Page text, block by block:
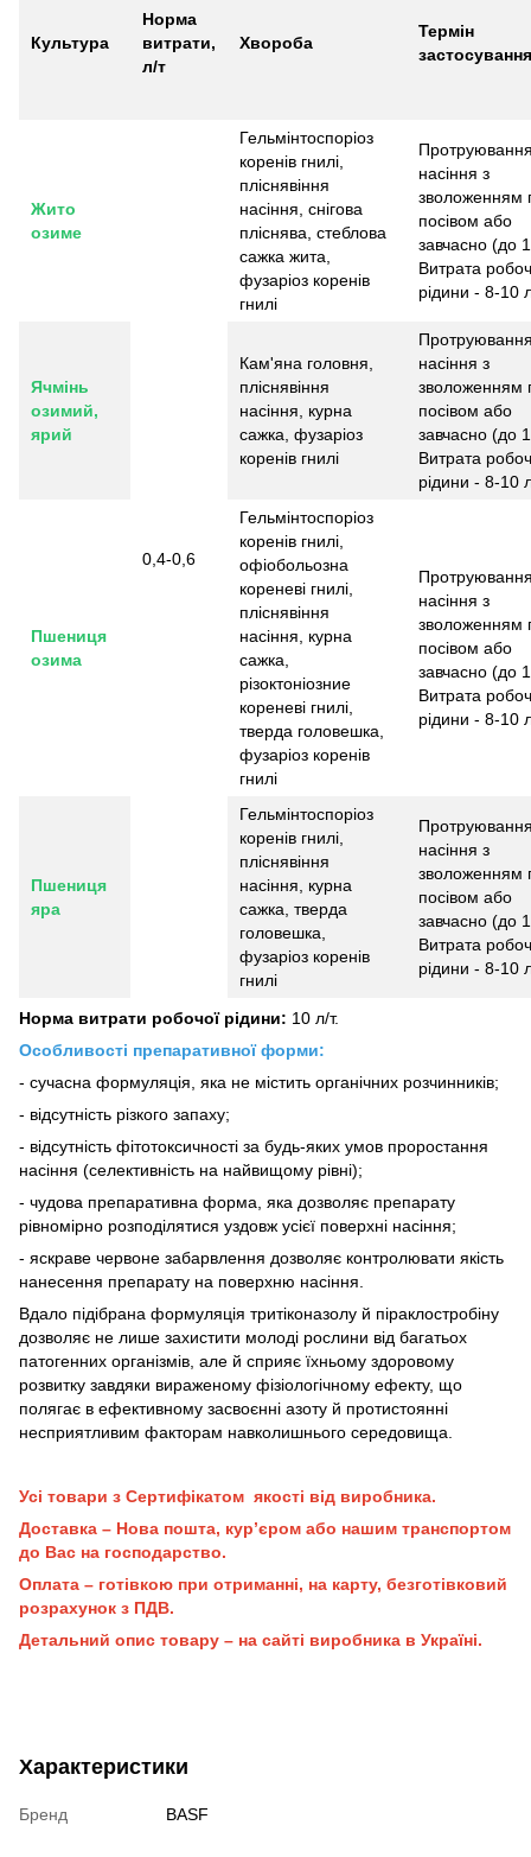
Культура
Норма
витрати,
л/т
Хвороба
Термін
застосування
Жито
озиме
0,4-0,6
Гельмінтоспоріоз
коренів гнилі,
пліснявіння
насіння, снігова
пліснява, стеблова
сажка жита,
фузаріоз коренів
гнилі
насіння з
зволоженням
посівом або
завчасно (до
Витрата
рідини - 8-10
Ячмінь
озимий,
ярий
Кам'яна головня,
пліснявіння
насіння, курна
сажка, фузаріоз
коренів гнилі
насіння з
зволоженням
посівом або
завчасно (до
Витрата
рідини - 8-10
Пшениця
озима
Гельмінтоспоріоз
коренів гнилі,
офіобольозна
кореневі гнилі,
пліснявіння
насіння, курна
сажка,
різоктоніозние
кореневі гнилі,
тверда головешка,
фузаріоз коренів
гнилі
насіння з
зволоженням
посівом або
завчасно (до
Витрата
рідини - 8-10
Пшениця
яра
Гельмінтоспоріоз
коренів гнилі,
пліснявіння
насіння, курна
сажка, тверда
головешка,
фузаріоз коренів
гнилі
насіння з
зволоженням
посівом або
завчасно (до
Витрата
рідини - 8-10
Норма витрати робочої рідини: 10 л/т.
Особливості препаративної форми:
- сучасна формуляція, яка не містить органічних розчинників;
- відсутність різкого запаху;
- відсутність фітотоксичності за будь-яких умов проростання
насіння (селективність на найвищому рівні);
- чудова препаративна форма, яка дозволяє препарату
рівномірно розподілятися уздовж усієї поверхні насіння;
- яскраве червоне забарвлення дозволяє контролювати якість
нанесення препарату на поверхню насіння.
Вдало підібрана формуляція тритіконазолу й піраклостробіну
дозволяє не лише захистити молоді рослини від багатьох
патогенних організмів, але й сприяє їхньому здоровому
розвитку завдяки вираженому фізіологічному ефекту, що
полягає в ефективному засвоєнні азоту й протистоянні
несприятливим факторам навколишнього середовища.
Усі товари з Сертифікатом якості від виробника.
Доставка – Нова пошта, кур’єром або нашим транспортом
до Вас на господарство.
Оплата – готівкою при отриманні, на карту, безготівковий
розрахунок з ПДВ.
Детальний опис товару – на сайті виробника в Україні.
Характеристики
Бренд BASF